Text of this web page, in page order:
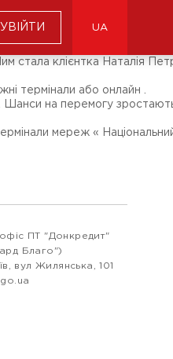
УВІЙТИ UA
стала клієнтка Наталія
термінали або онлайн .
. Шанси на перемогу
мереж «
ПТ "Донкредит"
Благо")
вул Жилянська, 101